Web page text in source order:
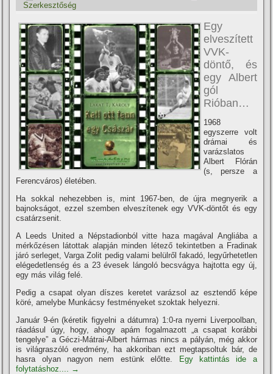
Szerkesztőség
Egy
elveszí­tett
VVK-
döntő, és
egy Albert
gól
Rióban…
1968
egyszerre volt
drámai és
varázslatos
Albert Flórán
(s, persze a
Ferencváros) életében.
Ha sokkal nehezebben is, mint 1967-ben, de újra megnyerik a
bajnokságot, ezzel szemben elveszí­tenek egy VVK-döntőt és egy
csatárzsenit.
A Leeds United a Népstadionból vitte haza magával Angliába a
mérkőzésen látottak alapján minden létező tekintetben a Fradinak
járó serleget, Varga Zolit pedig valami belülről fakadó, legyűrhetetlen
elégedetlenség és a 23 évesek lángoló becsvágya hajtotta egy új,
egy más világ felé.
Pedig a csapat olyan dí­szes keretet varázsol az esztendő képe
köré, amelybe Munkácsy festményeket szoktak helyezni.
Január 9-én (kéretik figyelni a dátumra) 1:0-ra nyerni Liverpoolban,
ráadásul úgy, hogy, ahogy apám fogalmazott „a csapat korábbi
tengelye” a Géczi-Mátrai-Albert hármas nincs a pályán, még akkor
is világraszóló eredmény, ha akkoriban ezt megtapsoltuk bár, de
hasra olyan nagyon nem estünk előtte.
Egy kattintás ide a
folytatáshoz.... →